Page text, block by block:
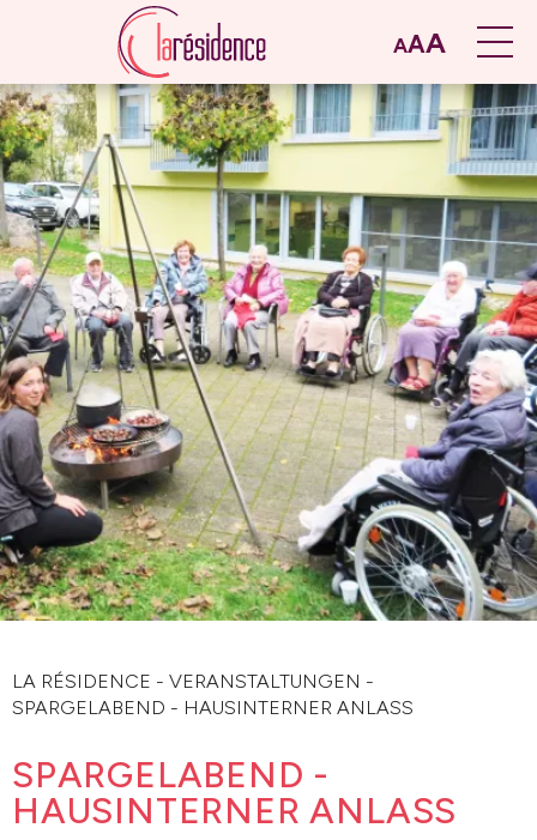
AAA
LA RÉSIDENCE - VERANSTALTUNGEN -
SPARGELABEND - HAUSINTERNER ANLASS
SPARGELABEND -
HAUSINTERNER ANLASS